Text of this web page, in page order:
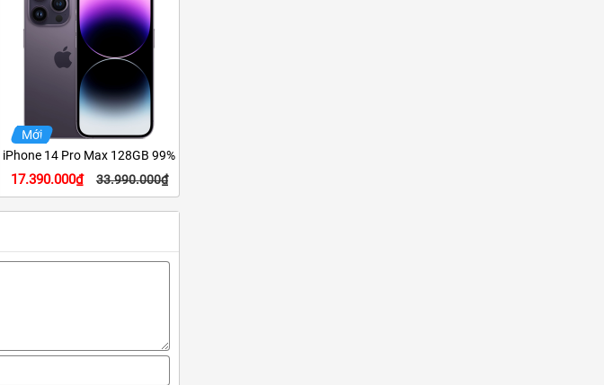
Mới
iPhone 14 Pro Max 128GB 99%
17.390.000₫ 33.990.000₫